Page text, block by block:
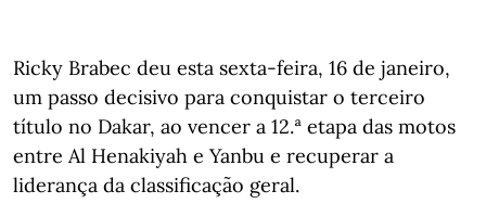
Ricky Brabec deu esta sexta-feira, 16 de janeiro,
um passo decisivo para conquistar o terceiro
título no Dakar, ao vencer a 12.ª etapa das motos
entre Al Henakiyah e Yanbu e recuperar a
liderança da classificação geral.